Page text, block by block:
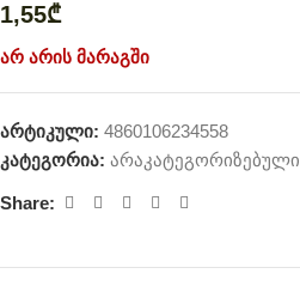
1,55₾
არ არის მარაგში
არტიკული: 4860106234558
კატეგორია: არაკატეგორიზებული
Share: